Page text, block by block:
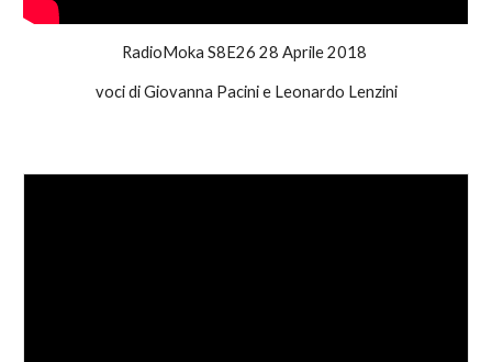
RadioMoka S8E26 28 Aprile 2018
voci di Giovanna Pacini e Leonardo Lenzini